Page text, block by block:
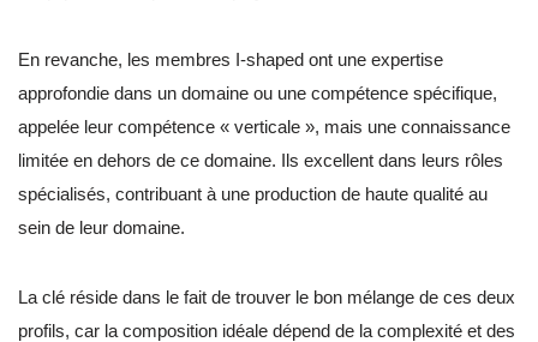
En revanche, les membres I-shaped ont une expertise
approfondie dans un domaine ou une compétence spécifique,
appelée leur compétence « verticale », mais une connaissance
limitée en dehors de ce domaine. Ils excellent dans leurs rôles
spécialisés, contribuant à une production de haute qualité au
sein de leur domaine.
La clé réside dans le fait de trouver le bon mélange de ces deux
profils, car la composition idéale dépend de la complexité et des